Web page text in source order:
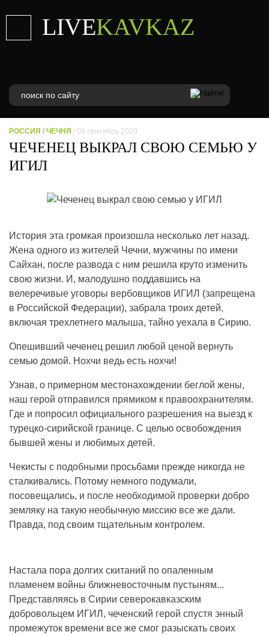
LIVEKAVKAZ
РОССИЯ /ЧЕЧНЯ / 09 сентябрь 2020
ЧЕЧЕНЕЦ ВЫКРАЛ СВОЮ СЕМЬЮ У
ИГИЛ
История эта громкая произошла несколько лет назад.
Жена одного из жителей Чечни, мужчины по имени
Сайхан, после развода с ним решила круто изменить
свою жизни. И, малодушно поддавшись на
велеречивые уговоры вербовщиков ИГИЛ (запрещена
в Российской Федерации), забрала троих детей,
включая трехлетнего малыша, тайно уехала в Сирию.
Опешивший чеченец решил любой ценой вернуть
семью домой. Нохчи ведь есть нохчи!
Узнав, о примерном местонахождении беглой жены,
наш герой отправился прямиком к правоохранителям.
Где и попросил официального разрешения на выезд к
турецко-сирийской границе. С целью освобождения
бывшей жены и любимых детей.
Чекисты с подобными просьбами прежде никогда не
сталкивались. Потому немного подумали,
посовещались, и после необходимой проверки добро
земляку на такую необычную миссию все же дали.
Правда, под своим тщательным контролем.
Настала пора долгих скитаний по опаленным
пламенем войны ближневосточным пустыням...
Представляясь в Сирии северокавказским
добровольцем ИГИЛ, чеченский герой спустя энный
промежуток времени все же смог разыскать своих